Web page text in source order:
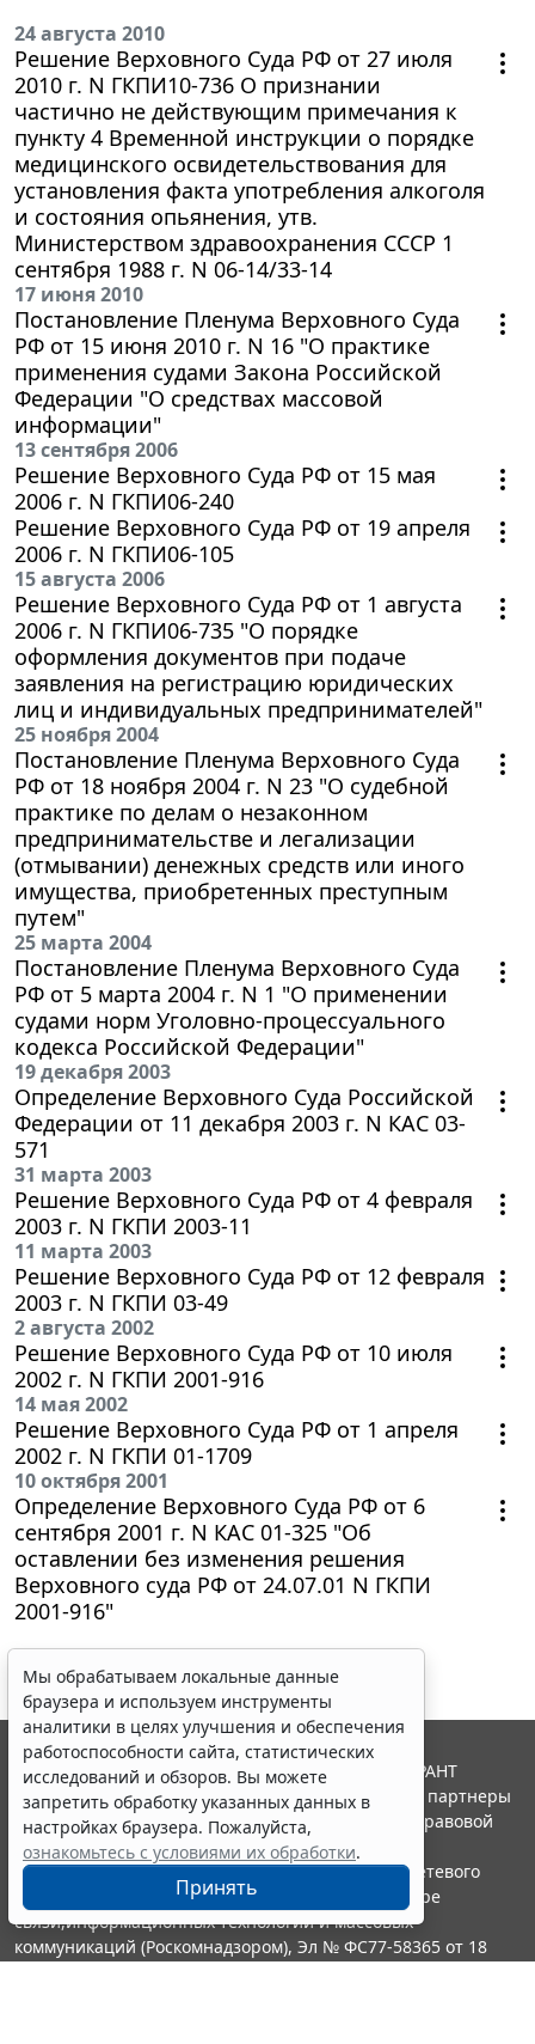
24 августа 2010
Решение Верховного Суда РФ от 27 июля
2010 г. N ГКПИ10-736 О признании
частично не действующим примечания к
пункту 4 Временной инструкции о порядке
медицинского освидетельствования для
установления факта употребления алкоголя
и состояния опьянения, утв.
Министерством здравоохранения СССР 1
сентября 1988 г. N 06-14/33-14
17 июня 2010
Постановление Пленума Верховного Суда
РФ от 15 июня 2010 г. N 16 "О практике
применения судами Закона Российской
Федерации "О средствах массовой
информации"
13 сентября 2006
Решение Верховного Суда РФ от 15 мая
2006 г. N ГКПИ06-240
Решение Верховного Суда РФ от 19 апреля
2006 г. N ГКПИ06-105
15 августа 2006
Решение Верховного Суда РФ от 1 августа
2006 г. N ГКПИ06-735 "О порядке
оформления документов при подаче
заявления на регистрацию юридических
лиц и индивидуальных предпринимателей"
25 ноября 2004
Постановление Пленума Верховного Суда
РФ от 18 ноября 2004 г. N 23 "О судебной
практике по делам о незаконном
предпринимательстве и легализации
(отмывании) денежных средств или иного
имущества, приобретенных преступным
путем"
25 марта 2004
Постановление Пленума Верховного Суда
РФ от 5 марта 2004 г. N 1 "О применении
судами норм Уголовно-процессуального
кодекса Российской Федерации"
19 декабря 2003
Определение Верховного Суда Российской
Федерации от 11 декабря 2003 г. N КАС 03-
571
31 марта 2003
Решение Верховного Суда РФ от 4 февраля
2003 г. N ГКПИ 2003-11
11 марта 2003
Решение Верховного Суда РФ от 12 февраля
2003 г. N ГКПИ 03-49
2 августа 2002
Решение Верховного Суда РФ от 10 июля
2002 г. N ГКПИ 2001-916
14 мая 2002
Решение Верховного Суда РФ от 1 апреля
2002 г. N ГКПИ 01-1709
10 октября 2001
Определение Верховного Суда РФ от 6
сентября 2001 г. N КАС 01-325 "Об
оставлении без изменения решения
Верховного суда РФ от 24.07.01 N ГКПИ
2001-916"
Мы обрабатываем локальные данные
браузера и используем инструменты
аналитики в целях улучшения и обеспечения
работоспособности сайта, статистических
исследований и обзоров. Вы можете
запретить обработку указанных данных в
настройках браузера. Пожалуйста,
ознакомьтесь с условиями их обработки.
Принять
© ООО "НПП "ГАРАНТ-СЕРВИС", 2026. Система ГАРАНТ
выпускается с 1990 года. Компания "Гарант" и ее партнеры
являются участниками Российской ассоциации правовой
информации ГАРАНТ.
Портал ГАРАНТ.РУ зарегистрирован в качестве сетевого
издания Федеральной службой по надзору в сфере
связи,информационных технологий и массовых
коммуникаций (Роскомнадзором), Эл № ФС77-58365 от 18